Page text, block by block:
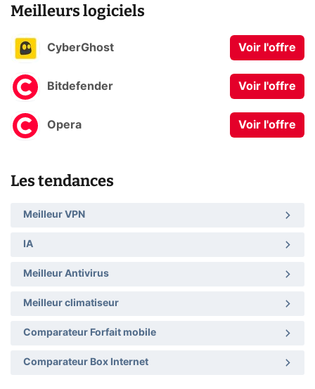
Meilleurs logiciels
CyberGhost Voir l'offre
Bitdefender Voir l'offre
Opera Voir l'offre
Les tendances
Meilleur VPN
IA
Meilleur Antivirus
Meilleur climatiseur
Comparateur Forfait mobile
Comparateur Box Internet